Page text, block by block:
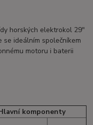
horských elektrokol 29″
se ideálním společníkem
motoru i baterii
komponenty